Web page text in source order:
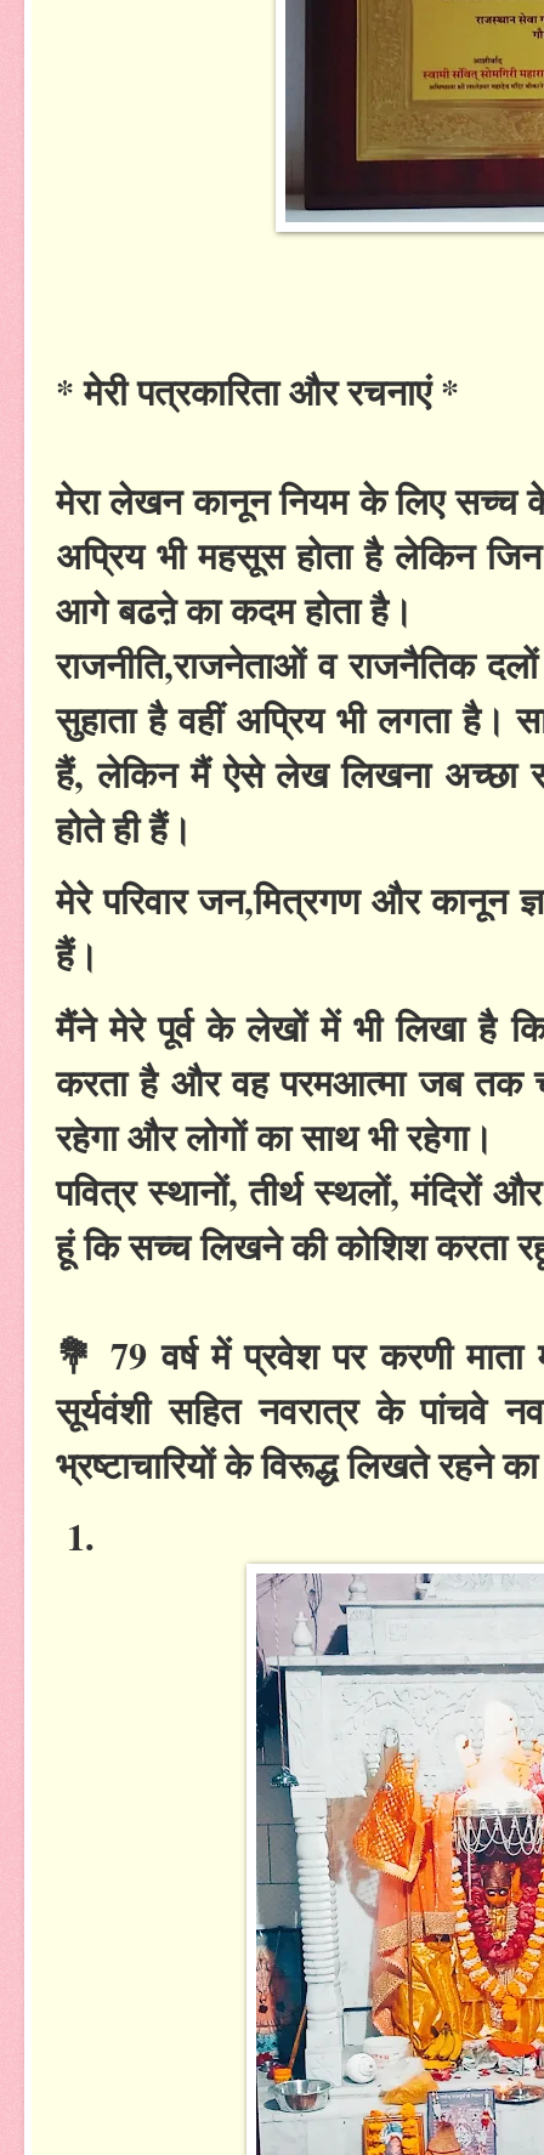
* मेरी पत्रकारिता और रचनाएं *
मेरा लेखन कानून नियम के लिए सच्च
अप्रिय भी महसूस होता है लेकिन
आगे बढऩे का कदम होता है।
राजनीति,राजनेताओं व राजनैतिक
सुहाता है वहीं अप्रिय भी लगता है।
हैं, लेकिन मैं ऐसे लेख लिखना अच्छा
होते ही हैं।
मेरे परिवार जन,मित्रगण और कानून
हैं।
मैंने मेरे पूर्व के लेखों में भी लिखा है
करता है और वह परमआत्मा जब तक
रहेगा और लोगों का साथ भी रहेगा।
पवित्र स्थानों, तीर्थ स्थलों, मंदिरों
हूं कि सच्च लिखने की कोशिश करता
💐 79 वर्ष में प्रवेश पर करणी माता
सूर्यवंशी सहित नवरात्र के पांचवे
भ्रष्टाचारियों के विरूद्ध लिखते रहने